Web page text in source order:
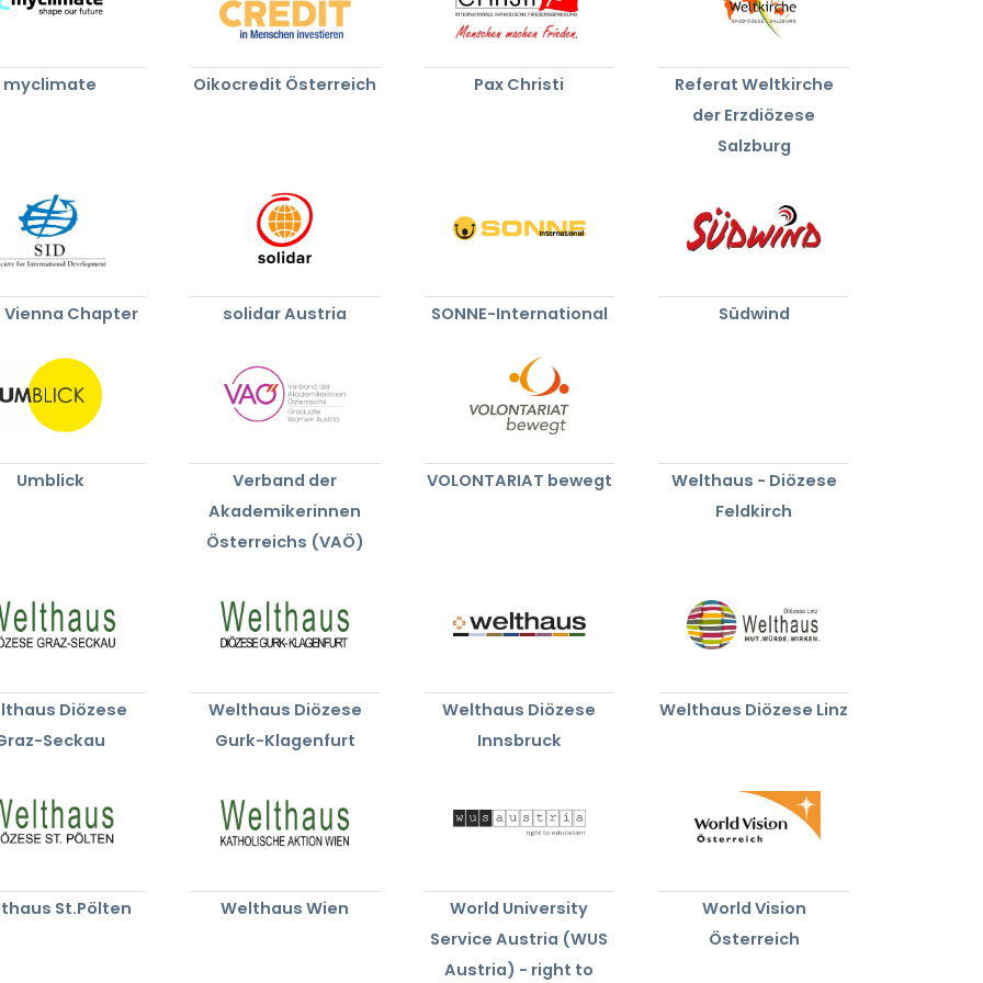
myclimate Oikocredit Österreich Pax Christi
Referat Weltkirche
der Erzdiözese
Salzburg
Vienna Chapter solidar Austria SONNE-International Südwind
Umblick
Verband der
Akademikerinnen
Österreichs (VAÖ)
VOLONTARIAT bewegt
Welthaus - Diözese
Feldkirch
Diözese
Seckau
Welthaus Diözese
Gurk-Klagenfurt
Welthaus Diözese
Innsbruck
Welthaus Diözese Linz
St.Pölten Welthaus Wien
World University
Service Austria (WUS
Austria) - right to
World Vision
Österreich